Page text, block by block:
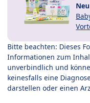
Bitte beachten: Dieses
Informationen zum
unverbindlich und
keinesfalls eine
darstellen oder einen